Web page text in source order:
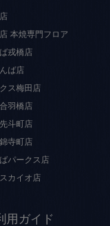
本焼専門フロア
戎橋店
ば店
ス梅田店
羽橋店
斗町店
寺町店
パークス店
カイオ店
用ガイド